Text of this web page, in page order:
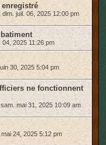
enregistré
dim. juil. 06, 2025 12:00 pm
04, 2025 11:26 pm
30, 2025 5:04 pm
ne fonctionnent
sam. mai 31, 2025 10:09 am
24, 2025 5:12 pm